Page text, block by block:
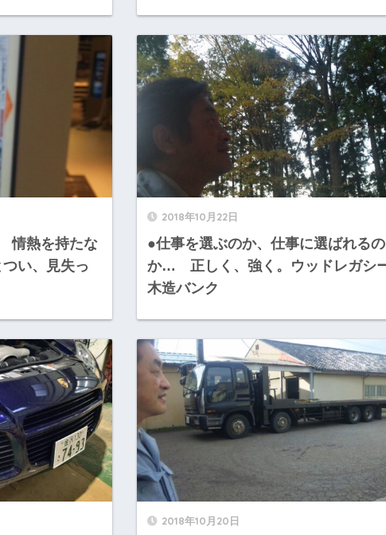
情熱を持たな
い、見失っ
2018年10月22日
●仕事を選ぶのか、仕事に選ばれるの
か… 正しく、強く。ウッドレガシー
木造バンク
2018年10月20日